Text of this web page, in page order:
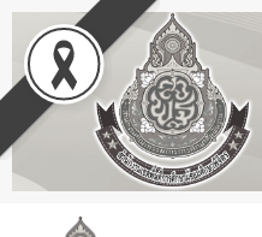
Skip
content
Post
navigation